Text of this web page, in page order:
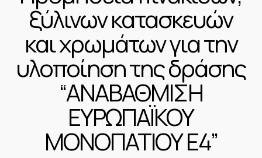
ξύλινων κατασκευών
και χρωμάτων για την
υλοποίηση της δράσης
“ΑΝΑΒΑΘΜΙΣΗ
ΕΥΡΩΠΑΪΚΟΥ
ΜΟΝΟΠΑΤΙΟΥ Ε4”